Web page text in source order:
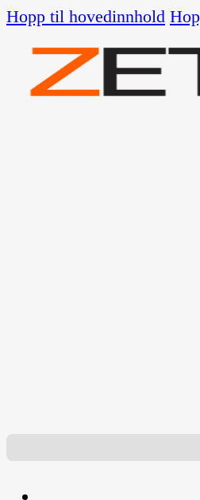
Hopp til hovedinnhold